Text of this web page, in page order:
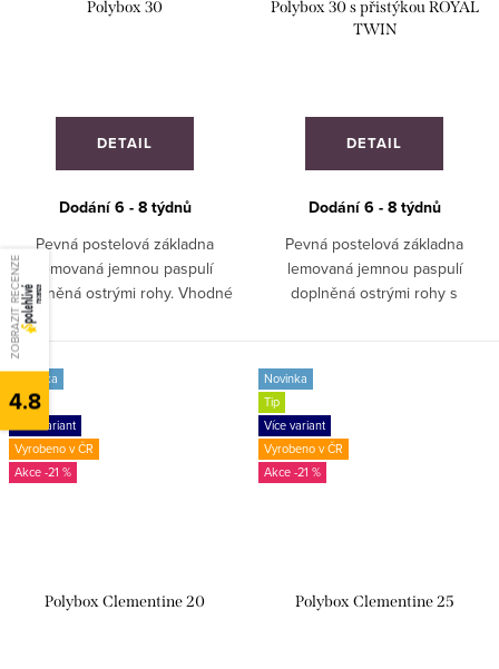
Polybox 30
DETAIL
Dodání 6 - 8 týdnů
Pevná postelová základna
lemovaná jemnou paspulí
doplněná ostrými rohy. Vhodné
pro ***** hotely. ZAKÁZKOVÁ
Polybox 30 s přistýkou ROYAL
TWIN
DETAIL
Dodání 6 - 8 týdnů
Pevná postelová základna
lemovaná jemnou paspulí
doplněná ostrými rohy s
Novinka
Tip
Více variant
Vyrobeno v ČR
-21 %
Polybox Clementine 20
Novinka
Tip
Více variant
Vyrobeno v ČR
-21 %
Polybox Clementine 25
ZOBRAZIT RECENZE
4.8